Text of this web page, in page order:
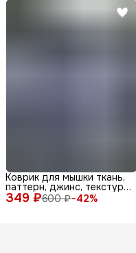
349 ₽600 ₽−42%
Коврик для мышки ткань,
паттерн, джинс, текстура,
синий, бел